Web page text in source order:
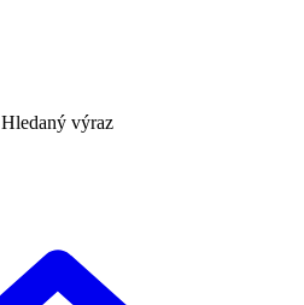
Hledaný výraz